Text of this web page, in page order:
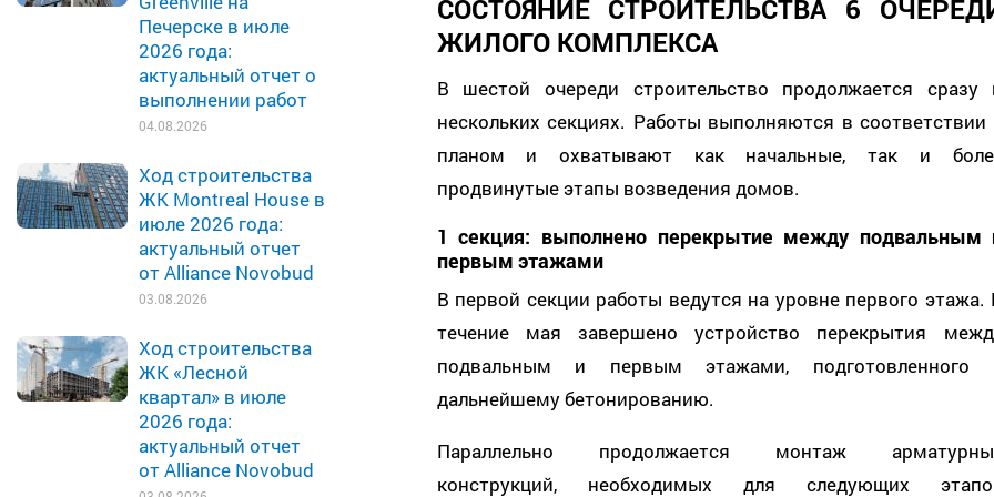
Печерске в июле
2026 года:
актуальный отчет о
выполнении работ
04.08.2026
Ход строительства
ЖК Montreal House в
июле 2026 года:
актуальный отчет
от Alliance Novobud
03.08.2026
Ход строительства
ЖК «Лесной
квартал» в июле
2026 года:
актуальный отчет
от Alliance Novobud
СОСТОЯНИЕ СТРОИТЕЛЬСТВА 6
ЖИЛОГО КОМПЛЕКСА
В шестой очереди строительство продолжается сразу
нескольких секциях. Работы выполняются в соответствии
планом и охватывают как начальные, так и
продвинутые этапы возведения домов.
1 секция: выполнено перекрытие между подвальным
первым этажами
В первой секции работы ведутся на уровне первого этажа.
течение мая завершено устройство перекрытия
подвальным и первым этажами, подготовленного
дальнейшему бетонированию.
Параллельно продолжается монтаж
конструкций, необходимых для следующих